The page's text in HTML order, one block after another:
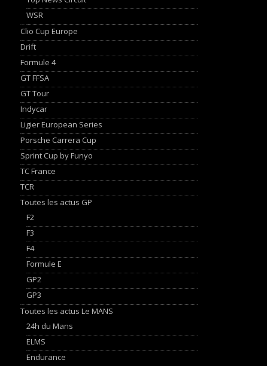
WSR
Clio Cup Europe
Drift
Formule 4
GT FFSA
GT Tour
Indycar
Ligier European Series
Porsche Carrera Cup
Sprint Cup by Funyo
TC France
TCR
Toutes les actus GP
F2
F3
F4
Formule E
GP2
GP3
Toutes les actus Le MANS
24h du Mans
ELMS
Endurance